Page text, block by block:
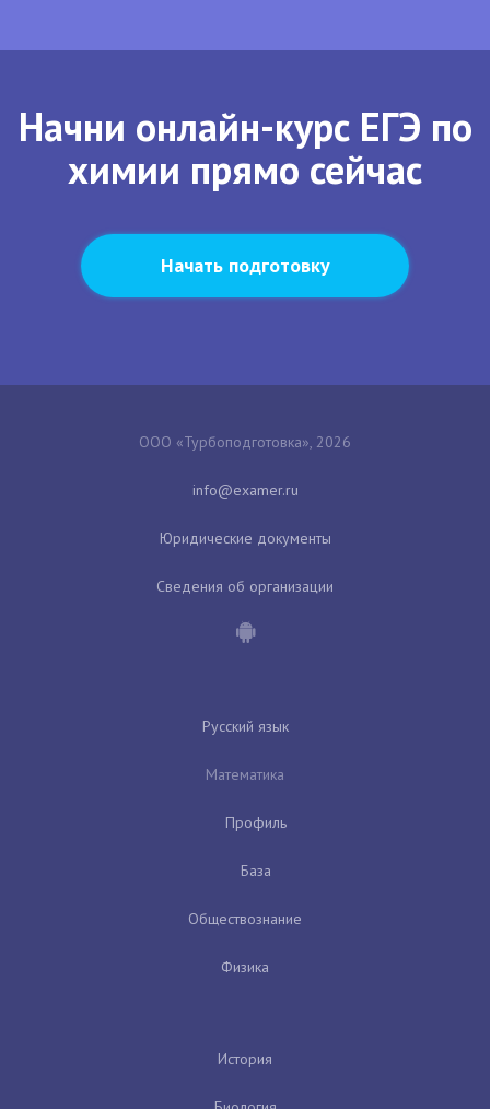
Начни онлайн-курс ЕГЭ по
химии прямо сейчас
Начать подготовку
ООО «Турбоподготовка», 2026
Юридические документы
Сведения об организации
Русский язык
Математика
Профиль
База
Обществознание
Физика
История